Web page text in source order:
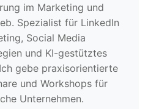
im Marketing und
Spezialist für LinkedIn
Social Media
und KI-gestütztes
gebe praxisorientierte
und Workshops für
Unternehmen.